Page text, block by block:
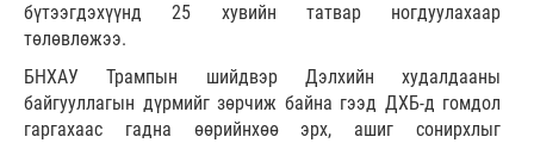
бүтээгдэхүүнд 25 хувийн татвар ногдуулахаар
төлөвлөжээ.
БНХАУ Трампын шийдвэр Дэлхийн худалдааны
байгууллагын дүрмийг зөрчиж байна гээд ДХБ-д гомдол
гаргахаас гадна өөрийнхөө эрх, ашиг сонирхлыг